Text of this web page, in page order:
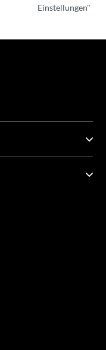
Einstellungen"